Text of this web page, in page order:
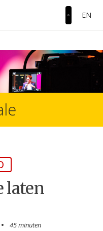
EN
laten
45 minuten